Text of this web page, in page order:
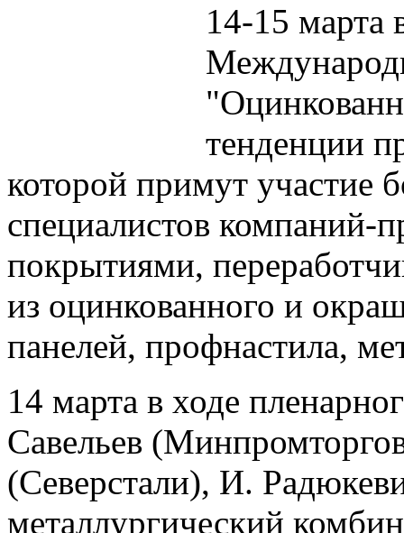
14-15 марта
тенденции
которой примут участие
специалистов компаний-
покрытиями,
из оцинкованного и
панелей, профнастила,
14 марта в ходе
Савельев
(Северстали), И.
металлургический